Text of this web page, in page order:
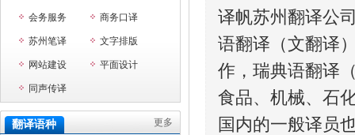
译帆苏州翻译公
语翻译（文翻译
作，瑞典语翻译
食品、机械、石
国内的一般译员
会务服务 商务口译
苏州笔译 文字排版
网站建设 平面设计
同声传译
翻译语种 更多